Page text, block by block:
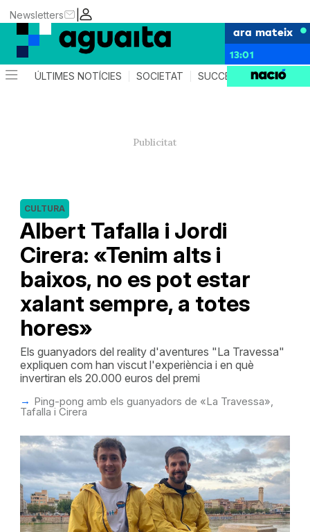
|
Newsletters
ara mateix
13:01
ÚLTIMES NOTÍCIES SOCIETAT SUCCESSOS AGENDA
Albert Tafalla i Jordi
Cirera: «Tenim alts i
baixos, no es pot estar
xalant sempre, a totes
hores»
CULTURA
Els guanyadors del reality d'aventures "La Travessa"
expliquen com han viscut l'experiència i en què
invertiran els 20.000 euros del premi
Ping-pong amb els guanyadors de «La Travessa»,
Tafalla i Cirera